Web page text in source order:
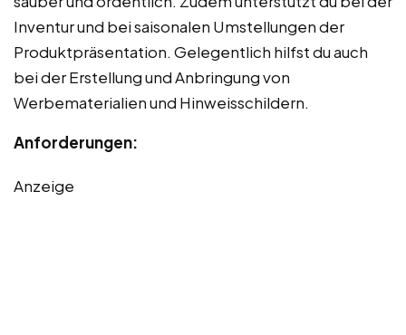
Inventur und bei saisonalen Umstellungen der
Produktpräsentation. Gelegentlich hilfst du auch
bei der Erstellung und Anbringung von
Werbematerialien und Hinweisschildern.
Anforderungen:
Anzeige